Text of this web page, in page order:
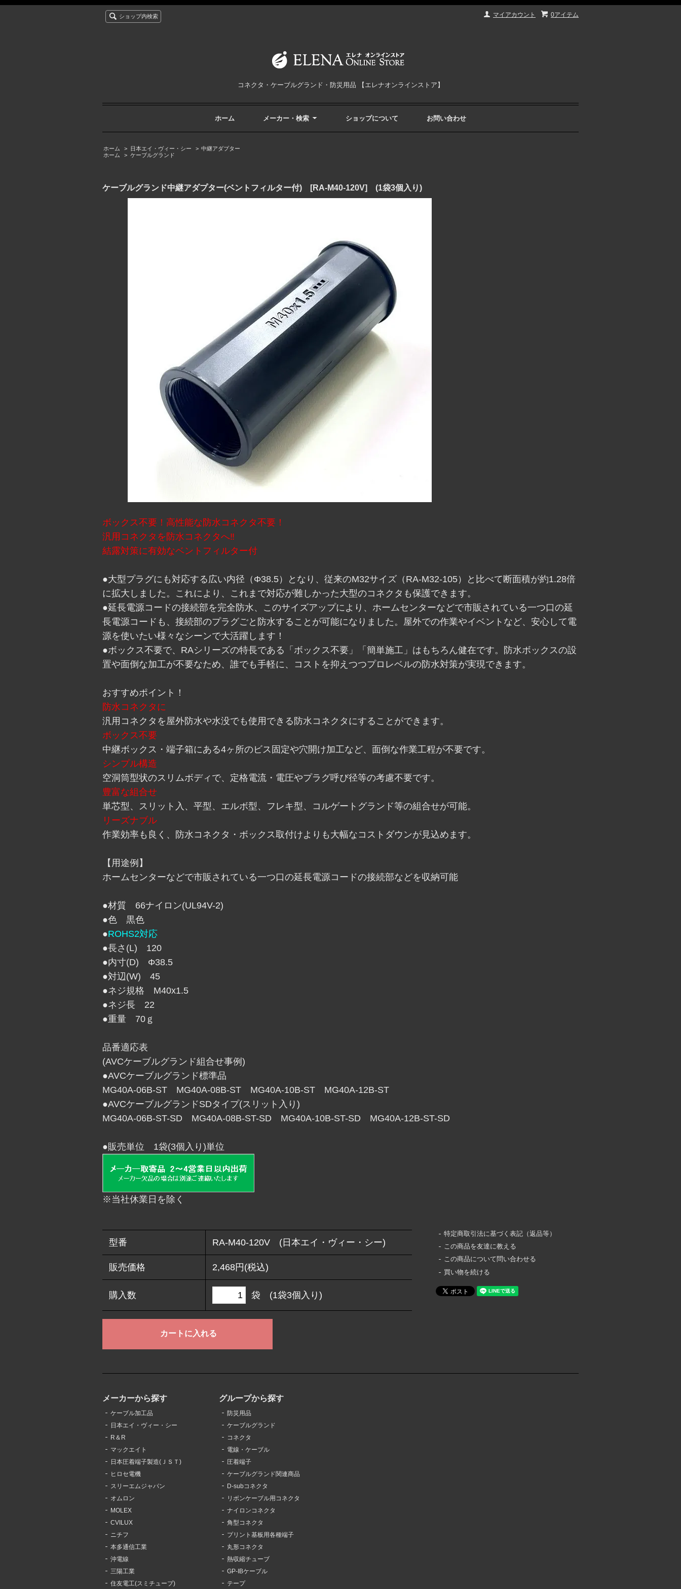
0アイテム
マイアカウント
ショップ内検索
コネクタ・ケーブルグランド・防災用品 【エレナオンラインストア】
ホーム メーカー・検索 ショップについて お問い合わせ
ホーム > 日本エイ・ヴィー・シー > 中継アダプター
ホーム
> ケーブルグランド
ケーブルグランド中継アダプター(ベントフィルター付) [RA-M40-120V] (1袋3個入り)
ボックス不要！高性能な防水コネクタ不要！
汎用コネクタを防水コネクタへ‼
結露対策に有効なベントフィルター付
●大型プラグにも対応する広い内径（Φ38.5）となり、従来のM32サイズ（RA-M32-105）と比べて断面積が約1.28倍
に拡大しました。これにより、これまで対応が難しかった大型のコネクタも保護できます。
●延長電源コードの接続部を完全防水、このサイズアップにより、ホームセンターなどで市販されている一つ口の延
長電源コードも、接続部のプラグごと防水することが可能になりました。屋外での作業やイベントなど、安心して電
源を使いたい様々なシーンで大活躍します！
●ボックス不要で、RAシリーズの特長である「ボックス不要」「簡単施工」はもちろん健在です。防水ボックスの設
置や面倒な加工が不要なため、誰でも手軽に、コストを抑えつつプロレベルの防水対策が実現できます。
おすすめポイント！
防水コネクタに
汎用コネクタを屋外防水や水没でも使用できる防水コネクタにすることができます。
ボックス不要
中継ボックス・端子箱にある4ヶ所のビス固定や穴開け加工など、面倒な作業工程が不要です。
シンプル構造
空洞筒型状のスリムボディで、定格電流・電圧やプラグ呼び径等の考慮不要です。
豊富な組合せ
単芯型、スリット入、平型、エルボ型、フレキ型、コルゲートグランド等の組合せが可能。
リーズナブル
作業効率も良く、防水コネクタ・ボックス取付けよりも大幅なコストダウンが見込めます。
【用途例】
ホームセンターなどで市販されている一つ口の延長電源コードの接続部などを収納可能
●材質 66ナイロン(UL94V-2)
●色 黒色
●ROHS2対応
●長さ(L) 120
●内寸(D) Φ38.5
●対辺(W) 45
●ネジ規格 M40x1.5
●ネジ長 22
●重量 70ｇ
品番適応表
(AVCケーブルグランド組合せ事例)
●AVCケーブルグランド標準品
MG40A-06B-ST MG40A-08B-ST MG40A-10B-ST MG40A-12B-ST
●AVCケーブルグランドSDタイプ(スリット入り)
MG40A-06B-ST-SD MG40A-08B-ST-SD MG40A-10B-ST-SD MG40A-12B-ST-SD
●販売単位 1袋(3個入り)単位
※当社休業日を除く
型番 RA-M40-120V (日本エイ・ヴィー・シー)
販売価格 2,468円(税込)
購入数 袋 (1袋3個入り)
特定商取引法に基づく表記（返品等）
この商品を友達に教える
この商品について問い合わせる
買い物を続ける
メーカーから探す
ケーブル加工品
日本エイ・ヴィー・シー
R＆R
マックエイト
日本圧着端子製造(ＪＳＴ)
ヒロセ電機
スリーエムジャパン
オムロン
MOLEX
CVILUX
ニチフ
本多通信工業
沖電線
三陽工業
住友電工(スミチューブ)
グループから探す
防災用品
ケーブルグランド
コネクタ
電線・ケーブル
圧着端子
ケーブルグランド関連商品
D-subコネクタ
リボンケーブル用コネクタ
ナイロンコネクタ
角型コネクタ
プリント基板用各種端子
丸形コネクタ
熱収縮チューブ
GP-IBケーブル
テープ